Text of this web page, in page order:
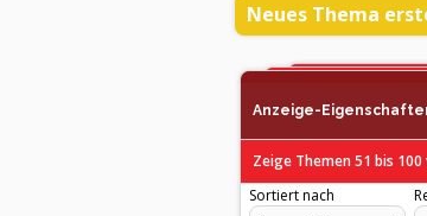
Neues Thema
Anzeige-
Zeige Themen 51 bis 100
Sortiert nach